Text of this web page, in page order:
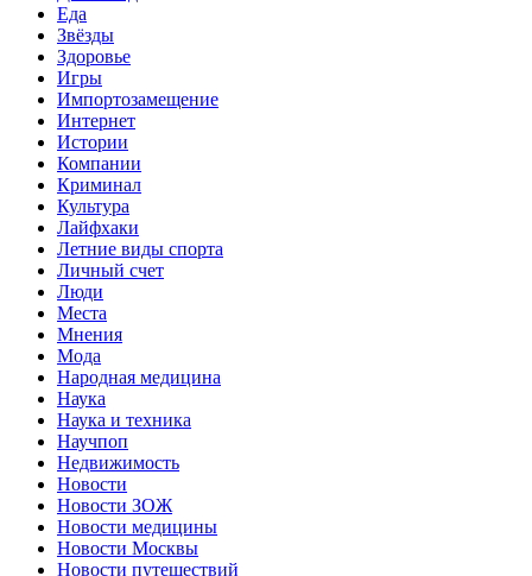
Еда
Звёзды
Здоровье
Игры
Импортозамещение
Интернет
Истории
Компании
Криминал
Культура
Лайфхаки
Летние виды спорта
Личный счет
Люди
Места
Мнения
Мода
Народная медицина
Наука
Наука и техника
Научпоп
Недвижимость
Новости
Новости ЗОЖ
Новости медицины
Новости Москвы
Новости путешествий